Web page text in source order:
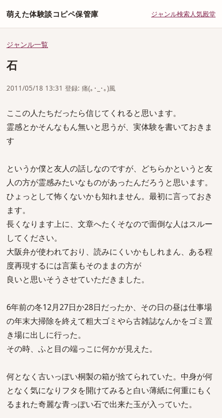
萌えた体験談コピペ保管庫 ジャンル検索人気殿堂
ジャンル一覧
石
2011/05/18 13:31 登録: 痛(｡･_･｡)風
ここの人たちだったら信じてくれると思います。
霊感とかそんなもん無いと思うが、実体験を書いておきま
す
というか僕と友人の話しなのですが、どちらかというと友
人の方が霊感みたいなものがあったんだろうと思います。
ひょっとして怖くないかも知れません。最初に言っておき
ます。
長くなります上に、文章へたくそなので面倒な人はスルー
してください。
大阪弁が使われており、読みにくいかもしれまん、ある程
度再現するには言葉もそのままの方が
良いと思いそうさせていただきました。
6年前の冬12月27日か28日だったか、その日の昼は仕事場
の年末大掃除を終えて粗大ゴミやら古雑誌なんかをゴミ置
き場に出しに行った。
その時、ふと目の端っこに何かが見えた。
何となく古いっぽい桐製の箱が捨てられていた。中身が何
となく気になりフタを開けてみると白い薄紙に何重にもく
るまれた奇麗な青っぽい石で出来た玉が入っていた。